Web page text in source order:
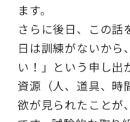
ます。
さらに後日、この話
日は訓練がないから
い！」という申し出
資源（人、道具、時
欲が見られたことが